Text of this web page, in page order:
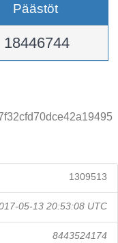
Päästöt
18446744
1309513
05-13 20:53:08 UTC
8443524174